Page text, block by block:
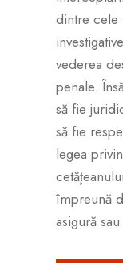
dintre cele
vederea
penale.
să fie
să fie
legea
împreună
asigură